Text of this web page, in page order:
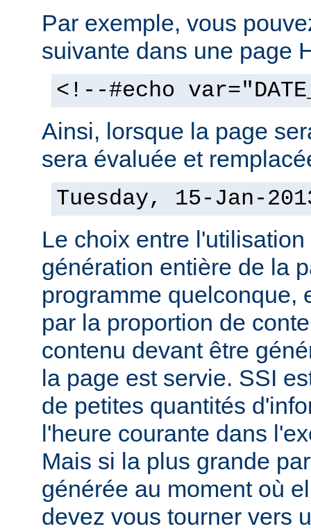
Par exemple, vous
suivante dans une page
<!--#echo
Ainsi, lorsque la page
sera évaluée et
Tuesday, 15-Jan-
Le choix entre
génération entière de la
programme quelconque,
par la proportion de
contenu devant être
la page est servie. SSI
de petites quantités
l'heure courante dans
Mais si la plus grande
générée au moment où
devez vous tourner vers